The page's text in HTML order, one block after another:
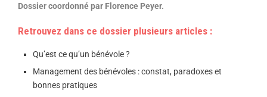
Dossier coordonné par Florence Peyer.
Retrouvez dans ce dossier plusieurs articles :
Qu’est ce qu’un bénévole ?
Management des bénévoles : constat, paradoxes et
bonnes pratiques